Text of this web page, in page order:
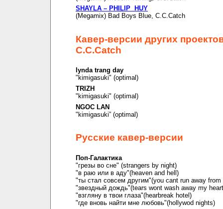
SHAYLA – PHILIP HUY
(Megamix) Bad Boys Blue, C.C.Catch
Кавер-версии других
C.C.Catch
lynda trang day
"kimigasuki" (optimal)
TRIZH
"kimigasuki" (optimal)
NGOC LAN
"kimigasuki” (optimal)
Русские кавер-версии
Поп-Галактика
"грезы во сне" (strangers by night)
"в раю или в аду"(heaven and hell)
"ты стал совсем другим"(you cant run away from
"звездный дождь"(tears wont wash away my
"взгляну в твои глаза"(hearbreak hotel)
"где вновь найти мне любовь"(hollywod nights)